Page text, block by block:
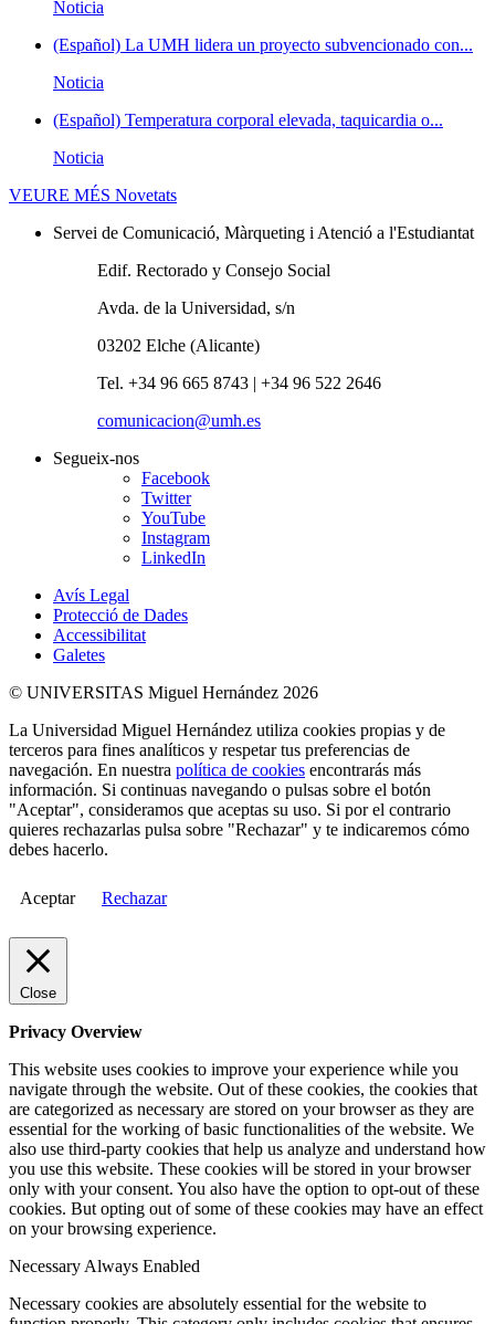
Noticia
(Español) La UMH lidera un proyecto subvencionado con...
Noticia
(Español) Temperatura corporal elevada, taquicardia o...
Noticia
VEURE MÉS Novetats
Servei de Comunicació, Màrqueting i Atenció a l'Estudiantat
Edif. Rectorado y Consejo Social
Avda. de la Universidad, s/n
03202 Elche (Alicante)
Tel. +34 96 665 8743 | +34 96 522 2646
comunicacion@umh.es
Segueix-nos
Facebook
Twitter
YouTube
Instagram
LinkedIn
Avís Legal
Protecció de Dades
Accessibilitat
Galetes
© UNIVERSITAS Miguel Hernández 2026
La Universidad Miguel Hernández utiliza cookies propias y de
terceros para fines analíticos y respetar tus preferencias de
navegación. En nuestra política de cookies encontrarás más
información. Si continuas navegando o pulsas sobre el botón
"Aceptar", consideramos que aceptas su uso. Si por el contrario
quieres rechazarlas pulsa sobre "Rechazar" y te indicaremos cómo
debes hacerlo.
Aceptar Rechazar
Close
Privacy Overview
This website uses cookies to improve your experience while you
navigate through the website. Out of these cookies, the cookies that
are categorized as necessary are stored on your browser as they are
essential for the working of basic functionalities of the website. We
also use third-party cookies that help us analyze and understand how
you use this website. These cookies will be stored in your browser
only with your consent. You also have the option to opt-out of these
cookies. But opting out of some of these cookies may have an effect
on your browsing experience.
Necessary Always Enabled
Necessary cookies are absolutely essential for the website to